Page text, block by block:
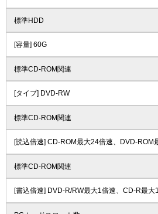
標準HDD
[容量] 60G
標準CD-ROM関連
[タイプ] DVD-RW
標準CD-ROM関連
[読込倍速] CD-ROM最大24倍速、DVD-ROM
標準CD-ROM関連
[書込倍速] DVD-R/RW最大1倍速、CD-R最